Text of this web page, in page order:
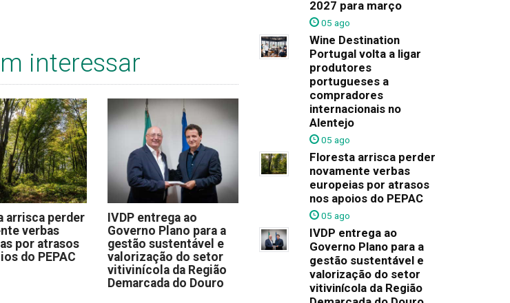
interessar
arrisca perder
verbas
por atrasos
do PEPAC
IVDP entrega ao
Governo Plano para a
gestão sustentável e
valorização do setor
vitivinícola da Região
Demarcada do Douro
2027 para março
05 ago
Wine Destination
Portugal volta a ligar
produtores
portugueses a
compradores
internacionais no
Alentejo
05 ago
Floresta arrisca perder
novamente verbas
europeias por atrasos
nos apoios do PEPAC
05 ago
IVDP entrega ao
Governo Plano para a
gestão sustentável e
valorização do setor
vitivinícola da Região